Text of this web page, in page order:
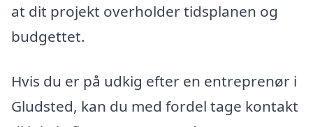
at dit projekt overholder tidsplanen og
budgettet.
Hvis du er på udkig efter en entreprenør i
Gludsted, kan du med fordel tage kontakt